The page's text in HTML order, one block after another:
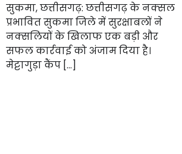
सुकमा, छत्तीसगढ़: छत्तीसगढ़ के नक्सल
प्रभावित सुकमा जिले में सुरक्षाबलों ने
नक्सलियों के खिलाफ एक बड़ी और
सफल कार्रवाई को अंजाम दिया है।
मेट्टागुड़ा कैंप […]